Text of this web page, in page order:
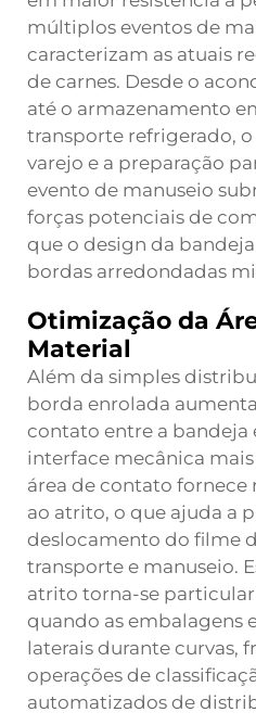
múltiplos eventos de
caracterizam as atuais
de carnes. Desde o
até o armazenamento
transporte refrigerado,
varejo e a preparação
evento de manuseio
forças potenciais de
que o design da
bordas arredondadas
Otimização da
Material
Além da simples
borda enrolada
contato entre a bandeja
interface mecânica
área de contato fornece
ao atrito, o que ajuda a
deslocamento do filme
transporte e manuseio.
atrito torna-se
quando as embalagens
laterais durante curvas,
operações de
automatizados de